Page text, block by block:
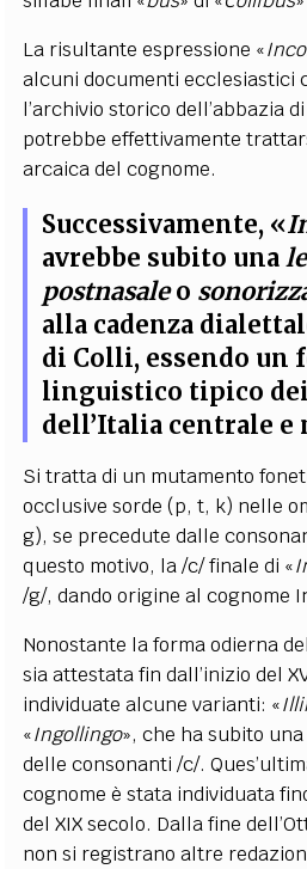
La risultante espressione «
alcuni documenti ecclesiastici
l’archivio storico dell’abbazia
potrebbe effettivamente
arcaica del cognome.
Successivamente, «
avrebbe subito una
postnasaleo
alla cadenza
di Colli, essendo un
linguistico tipico
dell’Italia centrale e
Si tratta di un mutamento
occlusive sorde (p, t, k) nelle
g), se precedute dalle
questo motivo, la /c/ finale di «
/g/, dando origine al cognome
Nonostante la forma odierna
sia attestata fin dall’inizio del
individuate alcune varianti: «
«Ingollingo», che ha subito
delle consonanti /c/.
cognome è stata individuata
del XIX secolo. Dalla fine
non si registrano altre